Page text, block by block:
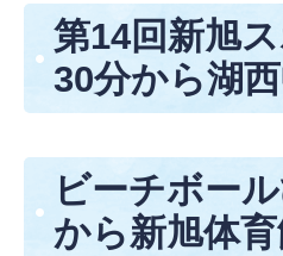
第14回新旭
30分から湖
ビーチボー
から新旭体